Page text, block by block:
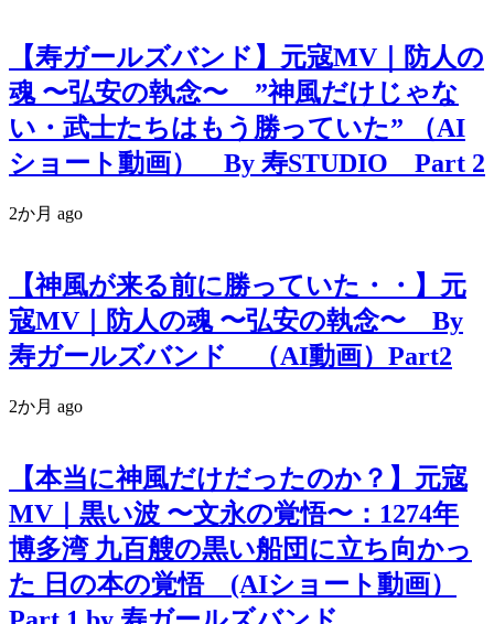
【寿ガールズバンド】元寇MV｜防人の
魂 〜弘安の執念〜 ”神風だけじゃな
い・武士たちはもう勝っていた” （AI
ショート動画） By 寿STUDIO Part 2
2か月 ago
【神風が来る前に勝っていた・・】元
寇MV｜防人の魂 〜弘安の執念〜 By
寿ガールズバンド （AI動画）Part2
2か月 ago
【本当に神風だけだったのか？】元寇
MV｜黒い波 〜文永の覚悟〜：1274年
博多湾 九百艘の黒い船団に立ち向かっ
た 日の本の覚悟 (AIショート動画）